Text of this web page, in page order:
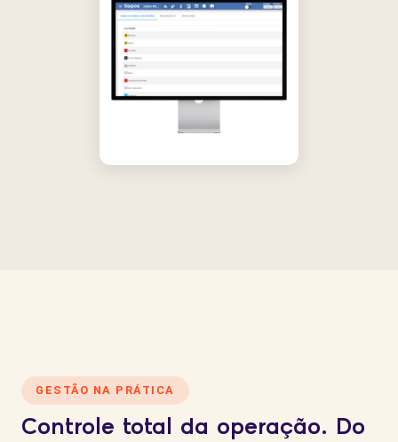
GESTÃO NA PRÁTICA
Controle total da operação. Do